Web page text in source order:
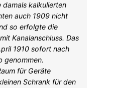
kalkulierten
auch 1909 nicht
so erfolgte die
Kanalanschluss. Das
1910 sofort nach
genommen.
für Geräte
Schrank für den